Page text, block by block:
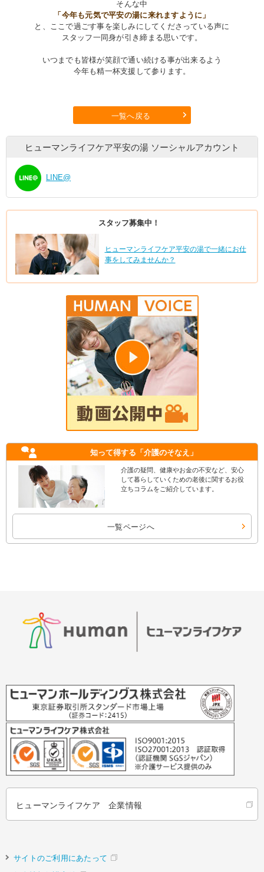
そんな中
「今年も元気で平安の湯に来れますように」
と、ここで過ごす事を楽しみにしてくださっている声に
スタッフ一同身が引き締まる思いです。
いつまでも皆様が笑顔で通い続ける事が出来るよう
今年も精一杯支援して参ります。
一覧へ戻る
ヒューマンライフケア平安の湯 ソーシャルアカウント
LINE@
スタッフ募集中！
ヒューマンライフケア平安の湯で一緒にお仕
事をしてみませんか？
知って得する 「介護のそなえ」
介護の疑問、健康やお金の不安など、安心
して暮らしていくための老後に関するお役
立ちコラムをご紹介しています。
一覧ページへ
ヒューマンライフケア 企業情報
サイトのご利用にあたって